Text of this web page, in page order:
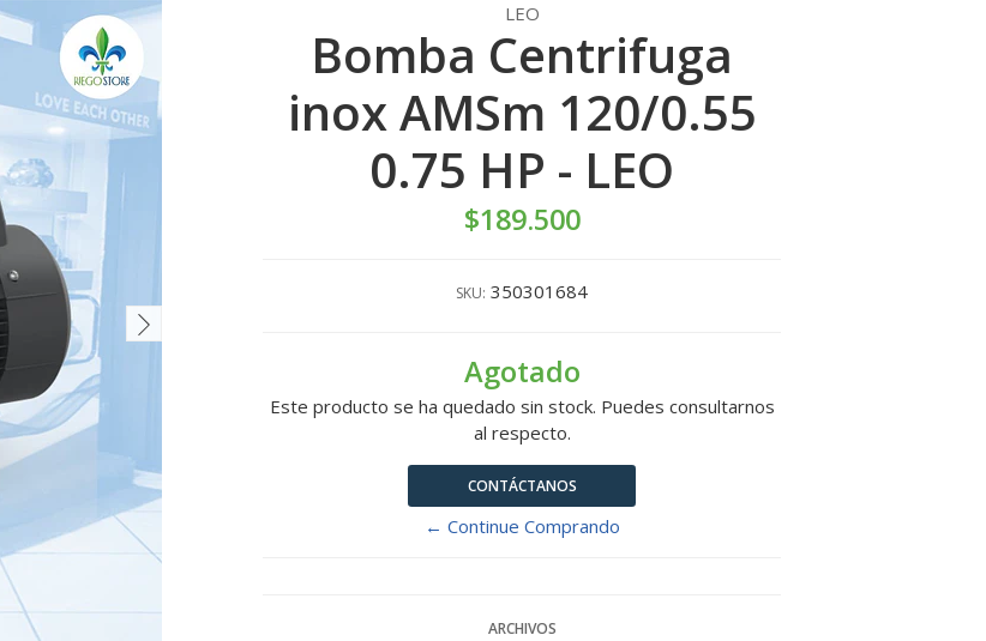
LEO
Bomba Centrifuga
inox AMSm 120/0.55
0.75 HP - LEO
$189.500
SKU: 350301684
Agotado
Este producto se ha quedado sin stock. Puedes consultarnos
al respecto.
CONTÁCTANOS
← Continue Comprando
ARCHIVOS